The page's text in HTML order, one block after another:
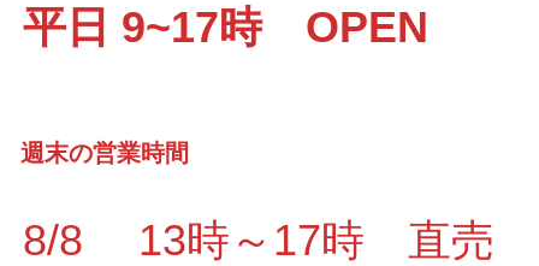
平日 9~17時 OPEN
週末の営業時間
8/8 13時～17時 直売